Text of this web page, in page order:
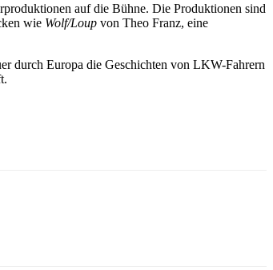
auf die Bühne. Die Produktionen sind
wie Wolf/Loup von Theo Franz, eine
durch Europa die Geschichten von LKW-Fahrern